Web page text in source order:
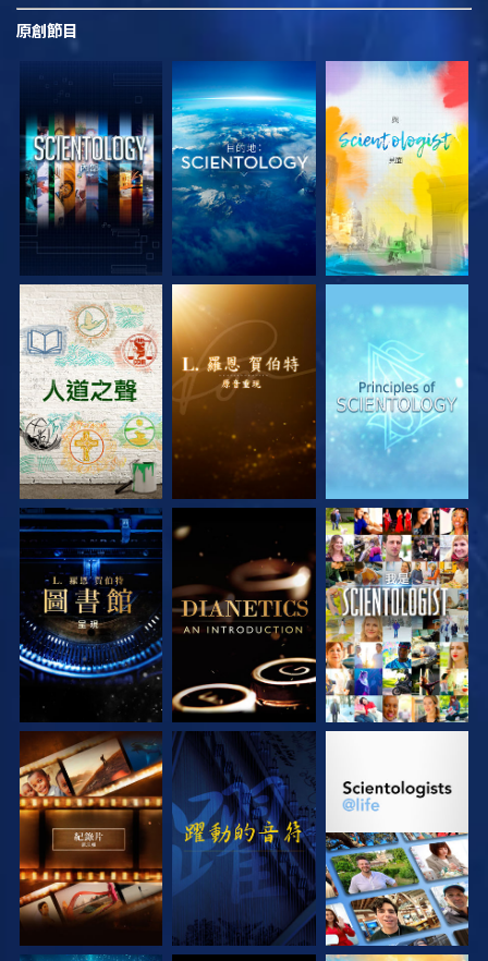
原創節目
探索系列節目 探索系列節目 探索系列節目
探索系列節目 探索系列節目 觀看
探索系列節目 觀看 探索系列節目